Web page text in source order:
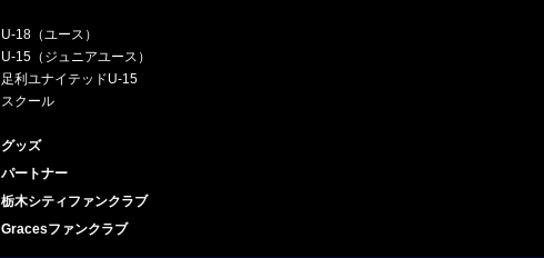
U-18（ユース）
U-15（ジュニアユース）
足利ユナイテッドU-15
スクール
グッズ
パートナー
栃木シティファンクラブ
Gracesファンクラブ